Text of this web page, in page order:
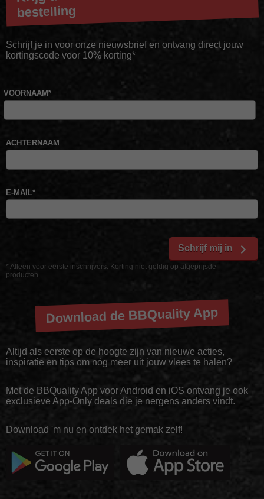
bestelling
Schrijf je in voor onze nieuwsbrief en ontvang direct jouw
kortingscode voor 10% korting*
* Alleen voor eerste inschrijvers. Korting niet geldig op afgeprijsde
producten
VOORNAAM*
ACHTERNAAM
E-MAIL*
Schrijf mij in
Download de BBQuality App
Altijd als eerste op de hoogte zijn van nieuwe acties,
inspiratie en tips om nóg meer uit jouw vlees te halen?
Met de BBQuality App voor Android en iOS ontvang je ook
exclusieve App-Only deals die je nergens anders vindt.
Download 'm nu en ontdek het gemak zelf!